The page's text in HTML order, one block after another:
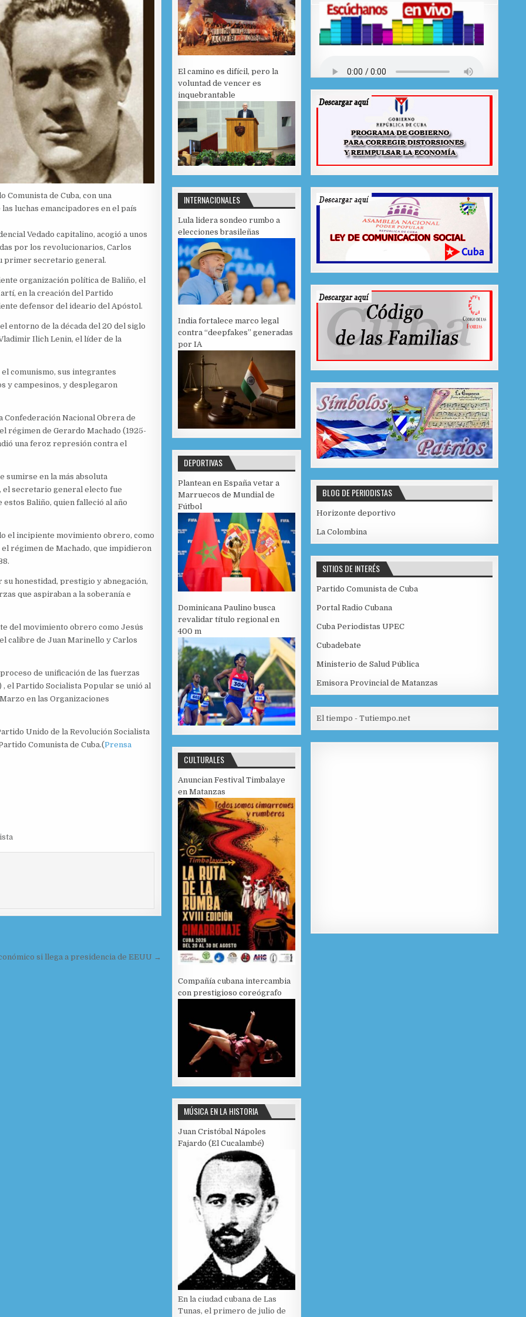
Comunista de Cuba, con una
luchas emancipadores en el país
Vedado capitalino, acogió a unos
por los revolucionarios, Carlos
primer secretario general.
organización política de Baliño, el
en la creación del Partido
defensor del ideario del Apóstol.
entorno de la década del 20 del siglo
Ilich Lenin, el líder de la
comunismo, sus integrantes
y campesinos, y desplegaron
Confederación Nacional Obrera de
régimen de Gerardo Machado (1925-
una feroz represión contra el
sumirse en la más absoluta
el secretario general electo fue
Baliño, quien falleció al año
el incipiente movimiento obrero, como
régimen de Machado, que impidieron
honestidad, prestigio y abnegación,
que aspiraban a la soberanía e
del movimiento obrero como Jesús
calibre de Juan Marinello y Carlos
de unificación de las fuerzas
el Partido Socialista Popular se unió al
en las Organizaciones
Unido de la Revolución Socialista
Comunista de Cuba.(Prensa
si llega a presidencia de EEUU →
El camino es difícil, pero la
voluntad de vencer es
inquebrantable
INTERNACIONALES
Lula lidera sondeo rumbo a
elecciones brasileñas
India fortalece marco legal
contra “deepfakes” generadas
por IA
DEPORTIVAS
Plantean en España vetar a
Marruecos de Mundial de
Fútbol
Dominicana Paulino busca
revalidar título regional en
400 m
CULTURALES
Anuncian Festival Timbalaye
en Matanzas
Compañía cubana intercambia
con prestigioso coreógrafo
MÚSICA EN LA HISTORIA
Juan Cristóbal Nápoles
Fajardo (El Cucalambé)
En la ciudad cubana de Las
Tunas, el primero de julio de
BLOG DE PERIODISTAS
Horizonte deportivo
La Colombina
SITIOS DE INTERÉS
Partido Comunista de Cuba
Portal Radio Cubana
Cuba Periodistas UPEC
Cubadebate
Ministerio de Salud Pública
Emisora Provincial de Matanzas
El tiempo - Tutiempo.net